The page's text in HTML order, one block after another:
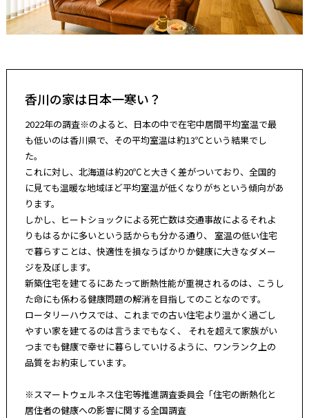
香川の家は日本一寒い？
2022年の調査※のよると、日本の中で在宅中居間平均室温で最
も低いのは香川県で、その平均室温は約13℃という結果でし
た。
これに対し、北海道は約20℃と大きく差がついており、全国的
に見ても温暖な地域ほど平均室温が低くなりがちという傾向があ
ります。
しかし、ヒートショックによる死亡数は交通事故によるそれよ
りもはるかに多いという話からも分かる通り、 室温の低い住宅
で暮らすことは、快適性を損なうばかりか健康に大きなダメー
ジを及ぼします。
新築住宅を建てるにあたって断熱性能が重視されるのは、こうし
た命にも係わる健康問題の解消を目指してのことなのです。
ロータリーハウスでは、これまでの古い住宅より温かく過ごし
やすい家を建てるのは言うまでもなく、
それを超えて家族がい
つまでも健康で幸せに暮らしていけるように、ワンランク上の
品質をお約束しています。
※スマートウェルネス住宅等推進調査委員会「住宅の断熱化と
居住者の健康への影響に関する全国調査